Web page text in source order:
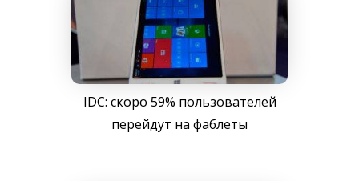
IDC: скоро 59% пользователей
перейдут на фаблеты